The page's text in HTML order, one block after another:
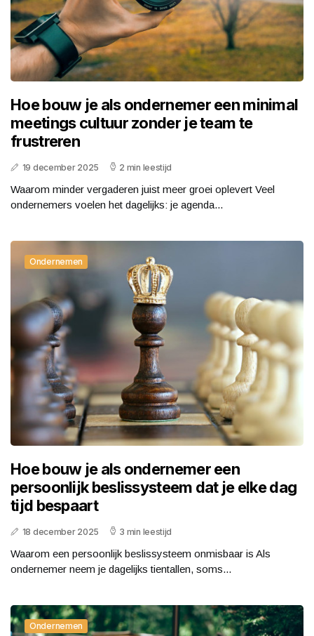
Hoe bouw je als ondernemer een minimal
meetings cultuur zonder je team te
frustreren
19 december 2025 2 min leestijd
Waarom minder vergaderen juist meer groei oplevert Veel
ondernemers voelen het dagelijks: je agenda...
Ondernemen
Hoe bouw je als ondernemer een
persoonlijk beslissysteem dat je elke dag
tijd bespaart
18 december 2025 3 min leestijd
Waarom een persoonlijk beslissysteem onmisbaar is Als
ondernemer neem je dagelijks tientallen, soms...
Ondernemen